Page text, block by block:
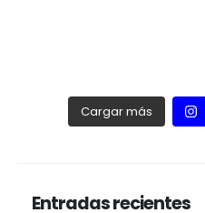
Cargar más
Entradas recientes